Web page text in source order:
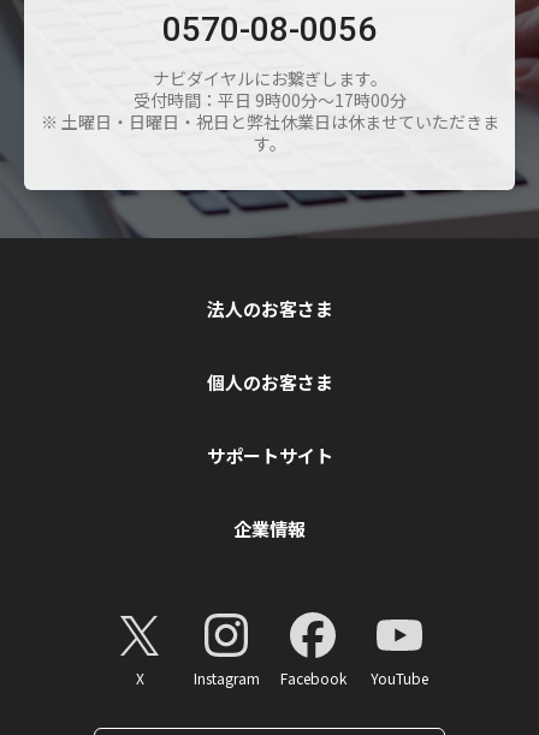
0570-08-0056
ナビダイヤルにお繋ぎします。
受付時間：平日 9時00分～17時00分
※ 土曜日・日曜日・祝日と弊社休業日は休ませていただきま
す。
法人のお客さま
個人のお客さま
サポートサイト
企業情報
X Instagram Facebook YouTube